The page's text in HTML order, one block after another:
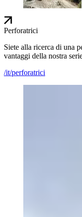
Perforatrici
Siete alla ricerca di una
vantaggi della nostra
/it/perforatrici